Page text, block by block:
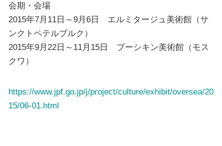
会期・会場
2015年7月11日～9月6日 エルミタージュ美術館（サ
ンクトペテルブルク）
2015年9月22日～11月15日 プーシキン美術館（モス
クワ）
https://www.jpf.go.jp/j/project/culture/exhibit/oversea/20
15/06-01.html